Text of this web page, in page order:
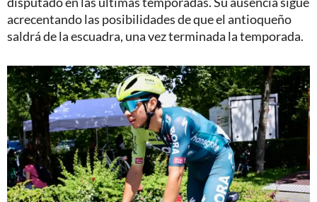
acrecentando las posibilidades de que el antioqueño
saldrá de la escuadra, una vez terminada la temporada.